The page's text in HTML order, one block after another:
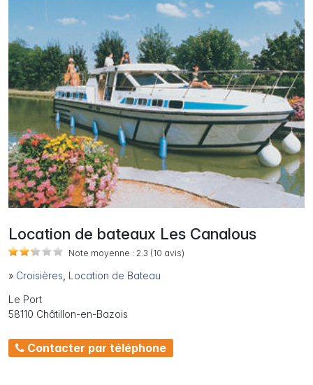
Photo Location de bateaux Les Canalous
Location de bateaux Les Canalous
Note moyenne : 2.3 (10 avis)
» Croisières Location de Bateau
Le Port
58110 Châtillon-en-Bazois
Contacter par téléphone